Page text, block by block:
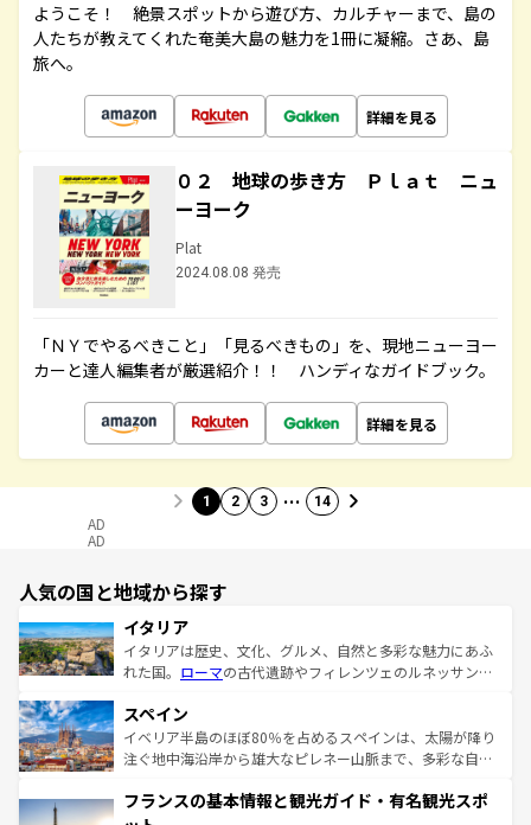
ようこそ！ 絶景スポットから遊び方、カルチャーまで、島の
人たちが教えてくれた奄美大島の魅力を1冊に凝縮。さあ、島
旅へ。
詳細を見る
０２ 地球の歩き方 Ｐｌａｔ ニュ
ーヨーク
Plat
2024.08.08 発売
「ＮＹでやるべきこと」「見るべきもの」を、現地ニューヨー
カーと達人編集者が厳選紹介！！ ハンディなガイドブック。
詳細を見る
1 2 3 … 14
AD
AD
人気の国と地域から探す
イタリア
イタリアは歴史、文化、グルメ、自然と多彩な魅力にあふ
れた国。 ローマの古代遺跡やフィレンツェのルネッサンス
ろん、トスカーナの美しい田園風景やアマルフィ海岸の絶
景など、自然景観も見逃せない。観光の合間には、本場の
ピザやパスタなど、絶品のイタリア料理を堪能することも
ませてくれるイタリアで、忘れられない旅をしてみよう！
なお、新着のイタリア情報は
スペイン
イベリア半島のほぼ80％を占めるスペインは、太陽が降り
注ぐ地中海沿岸から雄大なピレネー山脈まで、多彩な自然
文化が根付くこの国では、情熱的なフラメンコ、熱気あふ
フランスの基本情報と観光ガイド・有名観光スポ